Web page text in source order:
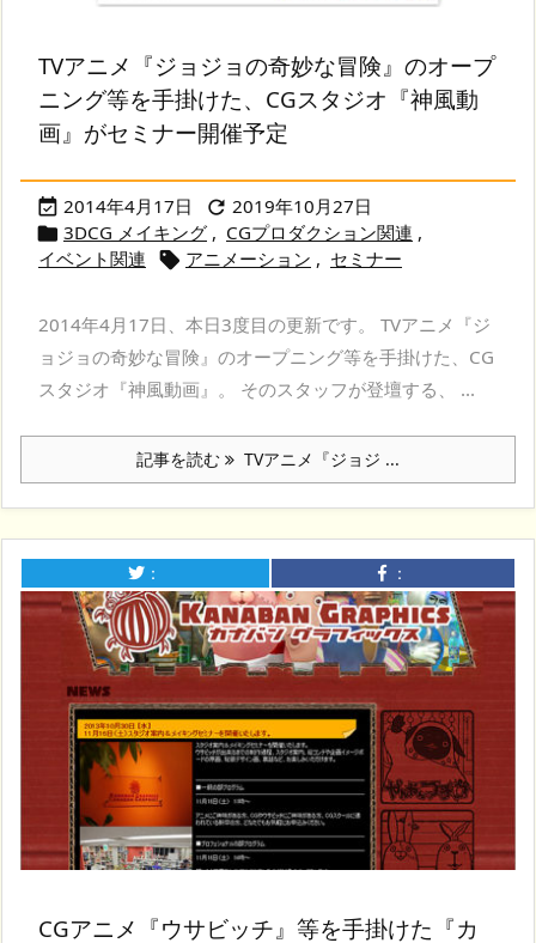
TVアニメ『ジョジョの奇妙な冒険』のオープ
ニング等を手掛けた、CGスタジオ『神風動
画』がセミナー開催予定
 2014年4月17日  2019年10月27日
 3DCG メイキング , CGプロダクション関連 ,
イベント関連
 アニメーション , セミナー
2014年4月17日、本日3度目の更新です。 TVアニメ『ジ
ョジョの奇妙な冒険』のオープニング等を手掛けた、CG
スタジオ『神風動画』。 そのスタッフが登壇する、 ...
記事を読む TVアニメ『ジョジ ...
： ：
CGアニメ『ウサビッチ』等を手掛けた『カ